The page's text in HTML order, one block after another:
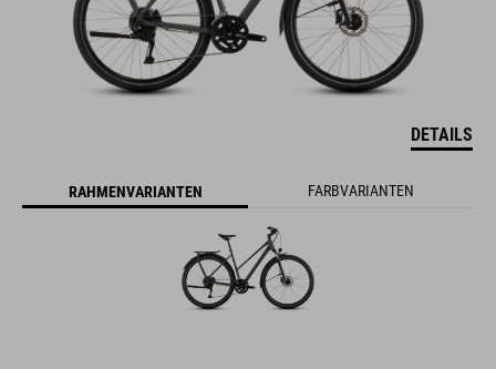
DETAILS
RAHMENVARIANTEN FARBVARIANTEN